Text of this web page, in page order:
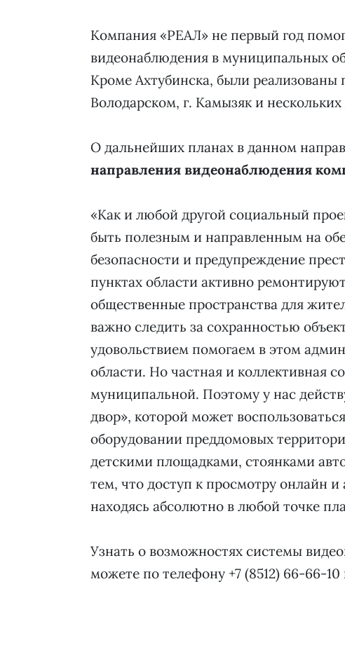
Компания «РЕАЛ» не первый год
видеонаблюдения в муниципальных
Кроме Ахтубинска, были реализованы
Володарском, г. Камызяк и
О дальнейших планах в данном
направления видеонаблюдения
«Как и любой другой социальный
быть полезным и направленным на
безопасности и предупреждение
пунктах области активно
общественные пространства для
важно следить за сохранностью
удовольствием помогаем в этом
области. Но частная и коллективная
муниципальной. Поэтому у нас
двор», которой может
оборудовании преддомовых
детскими площадками, стоянками
тем, что доступ к просмотру онлайн
находясь абсолютно в любой точке
Узнать о возможностях системы
можете по телефону +7 (8512) 66-66-10